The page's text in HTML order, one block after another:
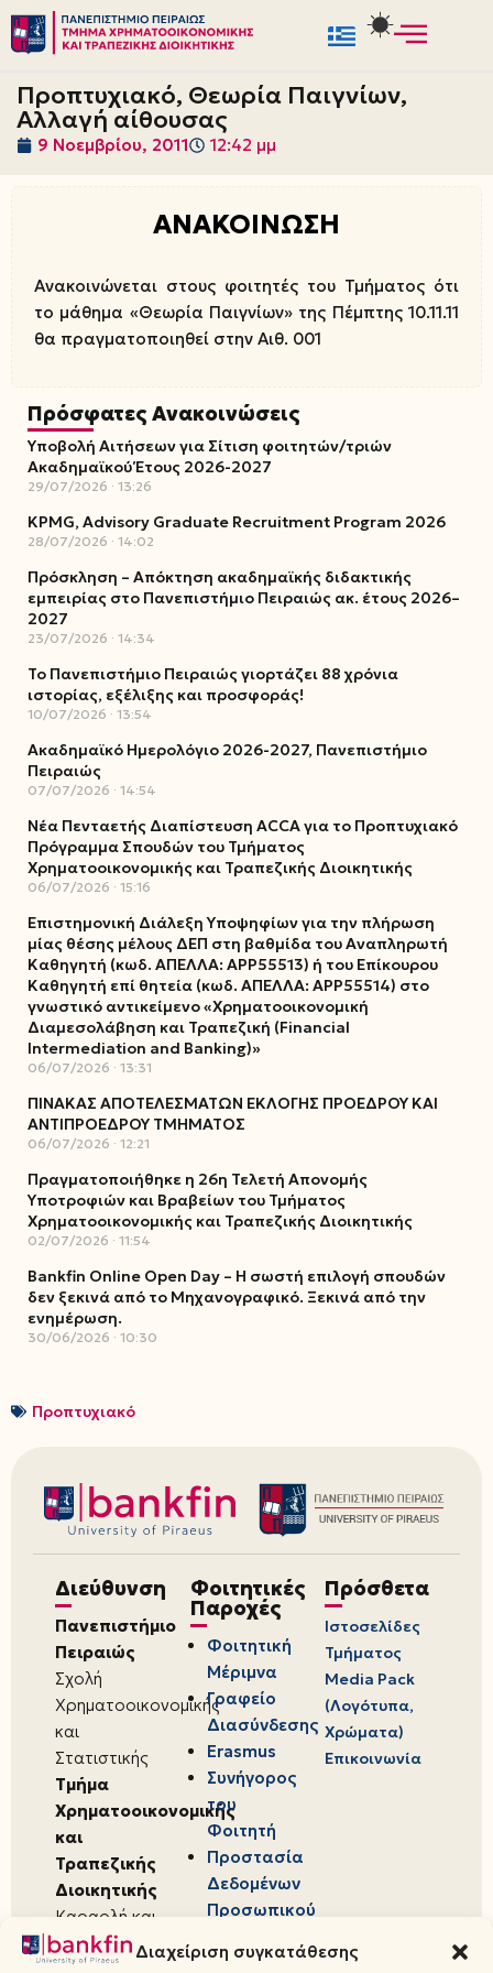
Διαχείριση συγκατάθεσης
Μεταπηδήστε
στο
περιεχόμενο
Προπτυχιακό, Θεωρία Παιγνίων,
Αλλαγή αίθουσας
9 Νοεμβρίου, 2011 12:42 μμ
ΑΝΑΚΟΙΝΩΣΗ
Ανακοινώνεται στους φοιτητές του Τμήματος ότι
το μάθημα «Θεωρία Παιγνίων» της Πέμπτης 10.11.11
θα πραγματοποιηθεί στην Αιθ. 001
Πρόσφατες Ανακοινώσεις
Υποβολή Αιτήσεων για Σίτιση φοιτητών/τριών
Ακαδημαϊκού Έτους 2026-2027
29/07/2026 13:26
KPMG, Advisory Graduate Recruitment Program 2026
28/07/2026 14:02
Πρόσκληση – Απόκτηση ακαδημαϊκής διδακτικής
εμπειρίας στο Πανεπιστήμιο Πειραιώς ακ. έτους 2026–
2027
23/07/2026 14:34
Το Πανεπιστήμιο Πειραιώς γιορτάζει 88 χρόνια
ιστορίας, εξέλιξης και προσφοράς!
10/07/2026 13:54
Ακαδημαϊκό Ημερολόγιο 2026-2027, Πανεπιστήμιο
Πειραιώς
07/07/2026 14:54
Νέα Πενταετής Διαπίστευση ACCA για το Προπτυχιακό
Πρόγραμμα Σπουδών του Τμήματος
Χρηματοοικονομικής και Τραπεζικής Διοικητικής
06/07/2026 15:16
Επιστημονική Διάλεξη Υποψηφίων για την πλήρωση
μίας θέσης μέλους ΔΕΠ στη βαθμίδα του Αναπληρωτή
Καθηγητή (κωδ. ΑΠΕΛΛΑ: ΑΡΡ55513) ή του Επίκουρου
Καθηγητή επί θητεία (κωδ. ΑΠΕΛΛΑ: ΑΡΡ55514) στο
γνωστικό αντικείμενο «Χρηματοοικονομική
Διαμεσολάβηση και Τραπεζική (Financial
Intermediation and Banking)»
06/07/2026 13:31
ΠΙΝΑΚΑΣ ΑΠΟΤΕΛΕΣΜΑΤΩΝ ΕΚΛΟΓΗΣ ΠΡΟΕΔΡΟΥ ΚΑΙ
ΑΝΤΙΠΡΟΕΔΡΟΥ ΤΜΗΜΑΤΟΣ
06/07/2026 12:21
Πραγματοποιήθηκε η 26η Τελετή Απονομής
Υποτροφιών και Βραβείων του Τμήματος
Χρηματοοικονομικής και Τραπεζικής Διοικητικής
02/07/2026 11:54
Bankfin Online Open Day – Η σωστή επιλογή σπουδών
δεν ξεκινά από το Μηχανογραφικό. Ξεκινά από την
ενημέρωση.
30/06/2026 10:30
Προπτυχιακό
Διεύθυνση
Πανεπιστήμιο
Πειραιώς
Σχολή
Χρηματοοικονομικής
και
Στατιστικής
Τμήμα
Χρηματοοικονομικής
και
Τραπεζικής
Διοικητικής
Καραολή και
Δημητρίου 80,
Φοιτητικές
Παροχές
Φοιτητική
Μέριμνα
Γραφείο
Διασύνδεσης
Erasmus
Συνήγορος
του
Φοιτητή
Προστασία
Δεδομένων
Προσωπικού
Πρόσθετα
Ιστοσελίδες
Τμήματος
Media Pack
(Λογότυπα,
Χρώματα)
Επικοινωνία